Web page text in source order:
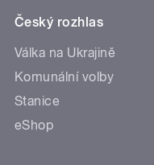
Český rozhlas
Válka na Ukrajině
Komunální volby
Stanice
eShop